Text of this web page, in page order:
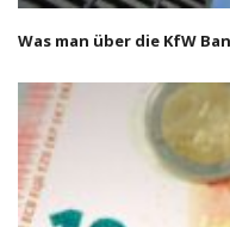
Was man über die KfW